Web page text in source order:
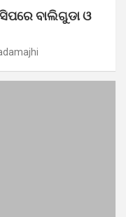
ବାଲିଗୁଡା ଓ